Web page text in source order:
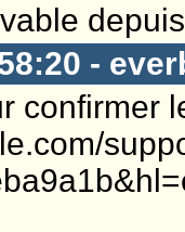
-
confirmer